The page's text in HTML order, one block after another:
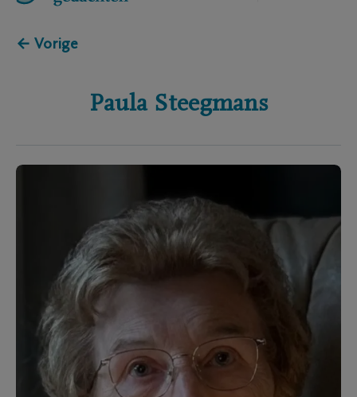
← Vorige
Paula Steegmans